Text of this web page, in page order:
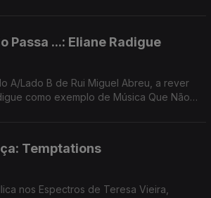
Passa ...: Eliane Radigue
A/Lado B de Rui Miguel Abreu, a rever
como exemplo de Música Que Não
Temptations
nos Espectros de Teresa Vieira,